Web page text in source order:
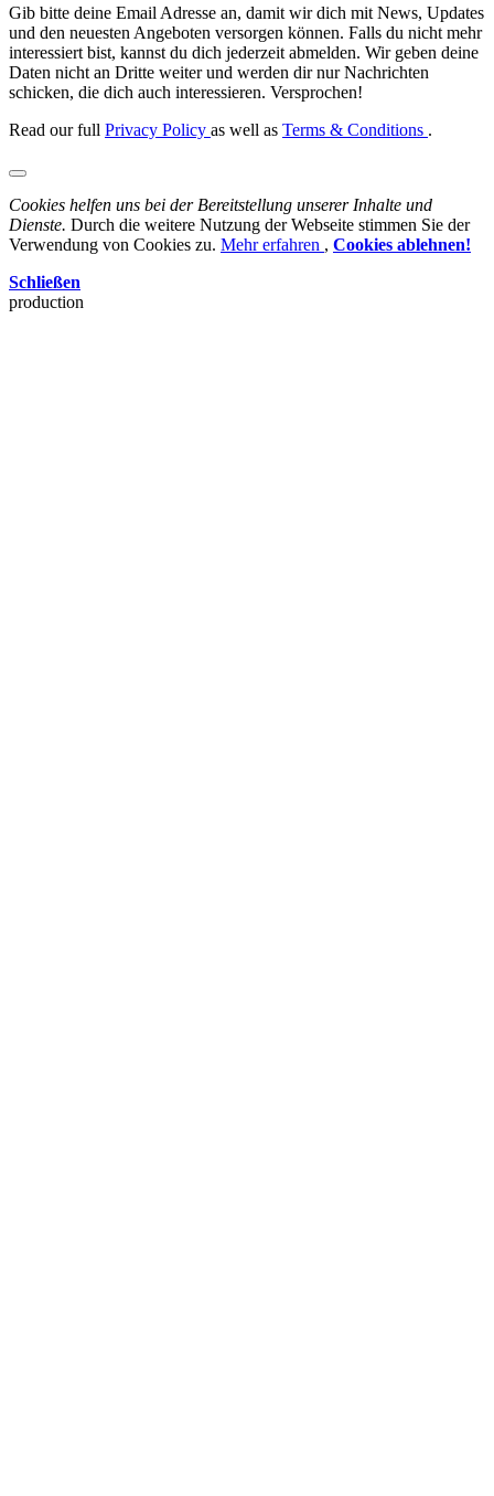
Gib bitte deine Email Adresse an, damit wir dich mit News, Updates
und den neuesten Angeboten versorgen können. Falls du nicht mehr
interessiert bist, kannst du dich jederzeit abmelden. Wir geben deine
Daten nicht an Dritte weiter und werden dir nur Nachrichten
schicken, die dich auch interessieren. Versprochen!
Read our full Privacy Policy as well as Terms & Conditions .
Cookies helfen uns bei der Bereitstellung unserer Inhalte und
Dienste. Durch die weitere Nutzung der Webseite stimmen Sie der
Verwendung von Cookies zu. Mehr erfahren , Cookies ablehnen!
Schließen
production